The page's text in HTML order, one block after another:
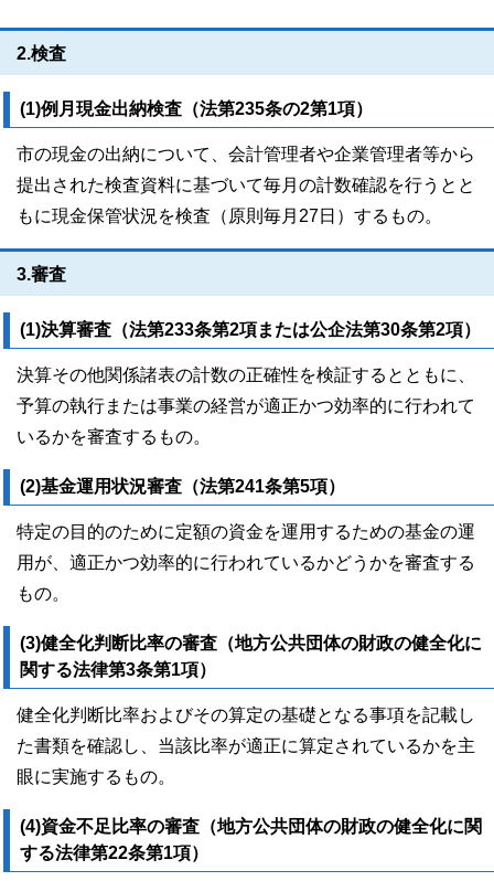
2.検査
(1)例月現金出納検査（法第235条の2第1項）
市の現金の出納について、会計管理者や企業管理者等から
提出された検査資料に基づいて毎月の計数確認を行うとと
もに現金保管状況を検査（原則毎月27日）するもの。
3.審査
(1)決算審査（法第233条第2項または公企法第30条第2項）
決算その他関係諸表の計数の正確性を検証するとともに、
予算の執行または事業の経営が適正かつ効率的に行われて
いるかを審査するもの。
(2)基金運用状況審査（法第241条第5項）
特定の目的のために定額の資金を運用するための基金の運
用が、適正かつ効率的に行われているかどうかを審査する
もの。
(3)健全化判断比率の審査（地方公共団体の財政の健全化に
関する法律第3条第1項）
健全化判断比率およびその算定の基礎となる事項を記載し
た書類を確認し、当該比率が適正に算定されているかを主
眼に実施するもの。
(4)資金不足比率の審査（地方公共団体の財政の健全化に関
する法律第22条第1項）